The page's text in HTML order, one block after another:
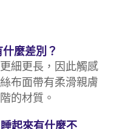
麼差別？
細更長，因此觸感
布面帶有柔滑親膚
的材質。
起來有什麼不